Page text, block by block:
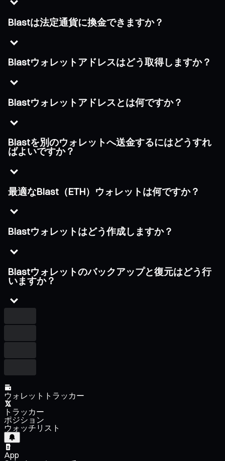
Blastは法定通貨に換金できますか？
Blastウォレットアドレスはどう取得しますか？
Blastウォレットアドレスとは何ですか？
Blastを別のウォレットへ送金するにはどうすれ
ばよいですか？
最適なBlast（ETH）ウォレットは何ですか？
Blastウォレットはどう作成しますか？
Blastウォレットのバックアップと復元はどう行
いますか？
ウォレットトラッカー
トラッカー
ポジション
ウォッチリスト
App